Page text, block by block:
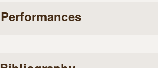
Performances